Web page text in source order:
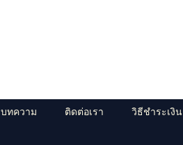
บทความ ติดต่อเรา วิธีชำระเงิน